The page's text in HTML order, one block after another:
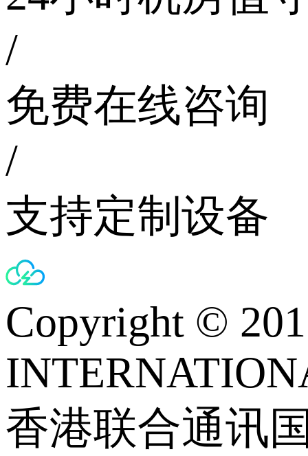
/
免费在线咨询
/
支持定制设备
Copyright ©
香港联合通讯